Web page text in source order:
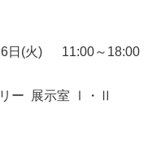
日(火) 11:00～18:00
ー 展示室 Ⅰ・Ⅱ